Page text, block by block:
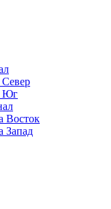
Север
Юг
Восток
Запад